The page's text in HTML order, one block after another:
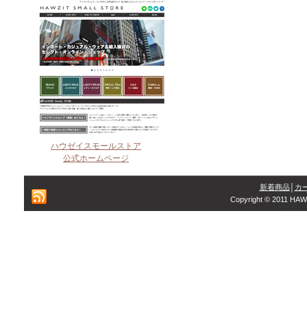
ハウゼイスモールストア
公式ホームページ
新着商品│
カ
Copyright © 2011